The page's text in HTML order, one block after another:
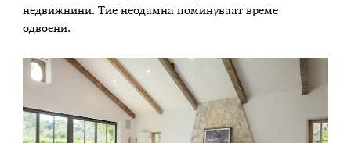
недвижнини. Тие неодамна поминуваат време
одвоени.